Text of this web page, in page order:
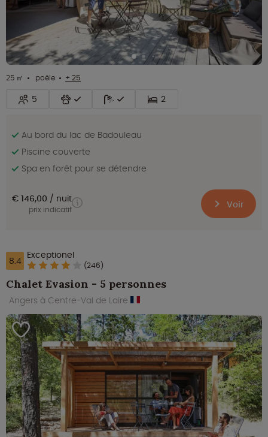
25 ㎡ poêle + 25
5 2
Au bord du lac de Badouleau
Piscine couverte
Spa en forêt pour se détendre
€ 146,00 nuit
prix indicatif Voir
8.4 Exceptionel
(246)
Chalet Evasion - 5 personnes
Angers à Centre-Val de Loire